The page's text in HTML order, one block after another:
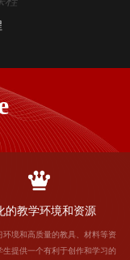
的教学环境和资源
环境和高质量的教具、材料等资
生提供一个有利于创作和学习的